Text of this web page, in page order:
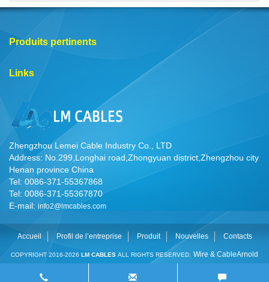
Produits pertinents
Links
Zhengzhou Lemei Cable Industry Co., LTD
Address: No.299,Longhai road,Zhongyuan district,Zhengzhou city
Henan province China
Tel: 0086-371-55367868
Tel: 0086-371-55367870
E-mail: info2@lmcables.com
Accueil Profil de l’entreprise Produit Nouvelles Contacts
COPYRIGHT 2016-2026 LM CABLES ALL RIGHTS RESERVED. Wire & CableArnold